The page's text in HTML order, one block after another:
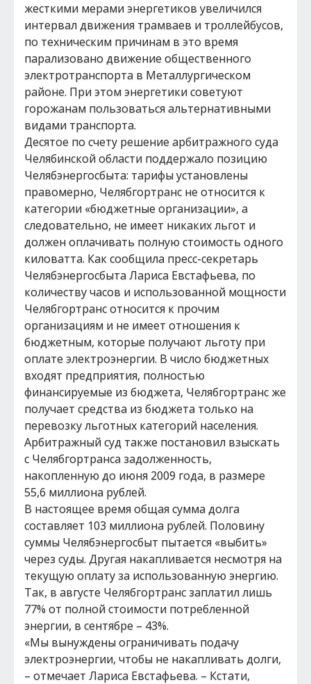
жесткими мерами энергетиков увеличился
интервал движения трамваев и троллейбусов,
по техническим причинам в это время
парализовано движение общественного
электротранспорта в Металлургическом
районе. При этом энергетики советуют
горожанам пользоваться альтернативными
видами транспорта.
Десятое по счету решение арбитражного суда
Челябинской области поддержало позицию
Челябэнергосбыта: тарифы установлены
правомерно, Челябгортранс не относится к
категории «бюджетные организации», а
следовательно, не имеет никаких льгот и
должен оплачивать полную стоимость одного
киловатта. Как сообщила пресс-секретарь
Челябэнергосбыта Лариса Евстафьева, по
количеству часов и использованной мощности
Челябгортранс относится к прочим
организациям и не имеет отношения к
бюджетным, которые получают льготу при
оплате электроэнергии. В число бюджетных
входят предприятия, полностью
финансируемые из бюджета, Челябгортранс же
получает средства из бюджета только на
перевозку льготных категорий населения.
Арбитражный суд также постановил взыскать
с Челябгортранса задолженность,
накопленную до июня 2009 года, в размере
55,6 миллиона рублей.
В настоящее время общая сумма долга
составляет 103 миллиона рублей. Половину
суммы Челябэнергосбыт пытается «выбить»
через суды. Другая накапливается несмотря на
текущую оплату за использованную энергию.
Так, в августе Челябгортранс заплатил лишь
77% от полной стоимости потребленной
энергии, в сентябре – 43%.
«Мы вынуждены ограничивать подачу
электроэнергии, чтобы не накапливать долги,
– отмечает Лариса Евстафьева. – Кстати,